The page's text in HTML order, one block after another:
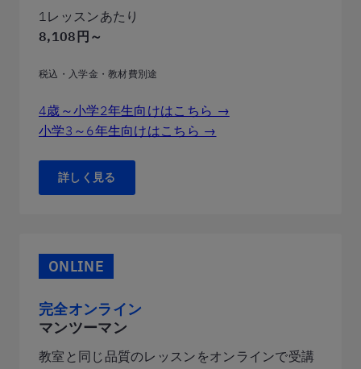
1レッスンあたり
8,108円～
税込・入学金・教材費別途
4歳～小学2年生向けはこちら →
小学3～6年生向けはこちら →
詳しく見る
ONLINE
完全オンライン
マンツーマン
教室と同じ品質のレッスンをオンラインで受講